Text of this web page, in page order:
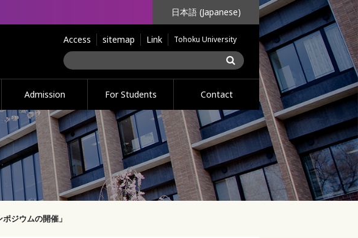
日本語 (Japanese)
Access sitemap Link Tohoku University
Admission For Students Contact
ジウムの開催」